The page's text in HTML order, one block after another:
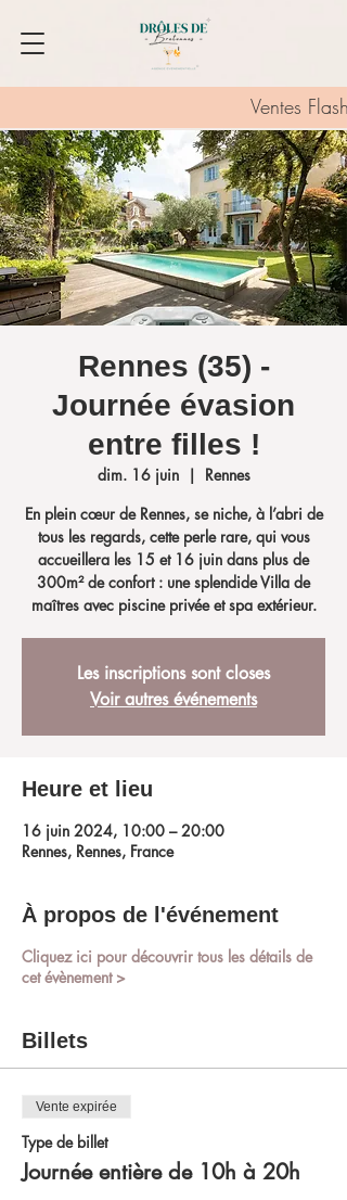
Ventes Flash :
Rennes (35) -
Journée évasion
entre filles !
dim. 16 juin
  |
Rennes
En plein cœur de Rennes, se niche, à l’abri de
tous les regards, cette perle rare, qui vous
accueillera les 15 et 16 juin dans plus de
300m² de confort : une splendide Villa de
maîtres avec piscine privée et spa extérieur.
Les inscriptions sont closes
Voir autres événements
Heure et lieu
16 juin 2024, 10:00 – 20:00
Rennes, Rennes, France
À propos de l'événement
Cliquez ici pour découvrir tous les détails de
cet évènement >
Billets
Vente expirée
Type de billet
Journée entière de 10h à 20h